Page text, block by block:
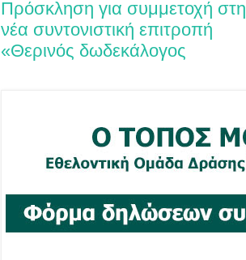
Πρόσκληση για συμμετοχή στη
νέα συντονιστική επιτροπή
«Θερινός δωδεκάλογος